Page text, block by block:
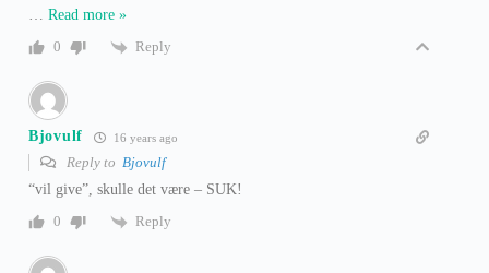
Read more »
0
Reply
Bjovulf 16 years ago
Reply to Bjovulf
“vil give”, skulle det være – SUK!
0
Reply